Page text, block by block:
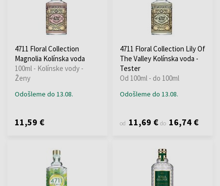
4711 Floral Collection
Magnolia Kolínska voda
100ml - Kolínske vody -
Ženy
Odošleme do 13.08.
11,59 €
4711 Floral Collection Lily Of
The Valley Kolínska voda -
Tester
Od 100ml - do 100ml
Odošleme do 13.08.
od 11,69 € do 16,74 €